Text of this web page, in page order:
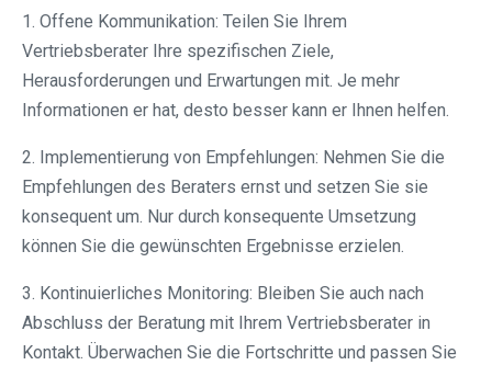
1. Offene Kommunikation: Teilen Sie Ihrem
Vertriebsberater Ihre spezifischen Ziele,
Herausforderungen und Erwartungen mit. Je mehr
Informationen er hat, desto besser kann er Ihnen helfen.
2. Implementierung von Empfehlungen: Nehmen Sie die
Empfehlungen des Beraters ernst und setzen Sie sie
konsequent um. Nur durch konsequente Umsetzung
können Sie die gewünschten Ergebnisse erzielen.
3. Kontinuierliches Monitoring: Bleiben Sie auch nach
Abschluss der Beratung mit Ihrem Vertriebsberater in
Kontakt. Überwachen Sie die Fortschritte und passen Sie